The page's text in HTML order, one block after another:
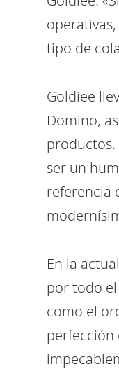
tipo de
Goldiee
Domino,
productos.
ser un
referencia
En la
por todo el
como el
perfección